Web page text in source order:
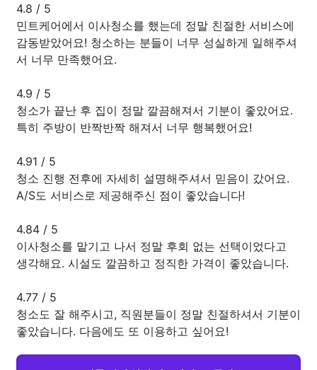
4.8 / 5
민트케어에서 이사청소를 했는데 정말 친절한 서비스에
감동받았어요! 청소하는 분들이 너무 성실하게 일해주셔
서 너무 만족했어요.
4.9 / 5
청소가 끝난 후 집이 정말 깔끔해져서 기분이 좋았어요.
특히 주방이 반짝반짝 해져서 너무 행복했어요!
4.91 / 5
청소 진행 전후에 자세히 설명해주셔서 믿음이 갔어요.
A/S도 서비스로 제공해주신 점이 좋았습니다!
4.84 / 5
이사청소를 맡기고 나서 정말 후회 없는 선택이었다고
생각해요. 시설도 깔끔하고 정직한 가격이 좋았습니다.
4.77 / 5
청소도 잘 해주시고, 직원분들이 정말 친절하셔서 기분이
좋았습니다. 다음에도 또 이용하고 싶어요!